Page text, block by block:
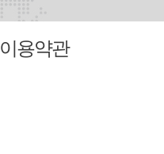
이용약관